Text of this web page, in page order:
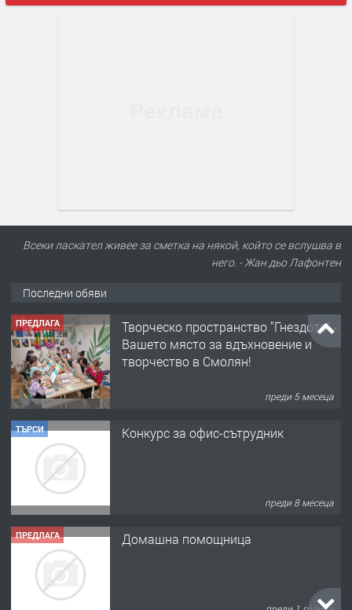
Всеки ласкател живее за сметка на някой, който се вслушва в
него. - Жан дьо Лафонтен
Последни обяви
ПРЕДЛАГА
Творческо пространство "Гнездото" -
Вашето място за вдъхновение и
творчество в Смолян!
преди 5 месеца
ТЪРСИ Конкурс за офис-сътрудник
преди 8 месеца
ПРЕДЛАГА Домашна помощница